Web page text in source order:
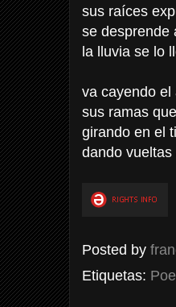
sus raíces
se desprende
la lluvia se lo
va cayendo el
sus ramas
girando en el
dando
Posted by
Etiquetas: